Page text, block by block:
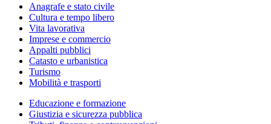
Anagrafe e stato civile
Cultura e tempo libero
Vita lavorativa
Imprese e commercio
Appalti pubblici
Catasto e urbanistica
Turismo
Mobilità e trasporti
Educazione e formazione
Giustizia e sicurezza pubblica